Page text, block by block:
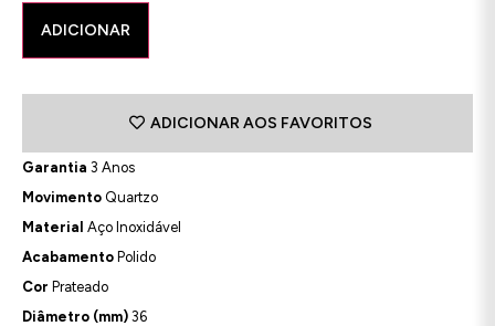
ADICIONAR
ADICIONAR AOS FAVORITOS
Garantia 3 Anos
Movimento Quartzo
Material Aço Inoxidável
Acabamento Polido
Cor Prateado
Diâmetro (mm) 36